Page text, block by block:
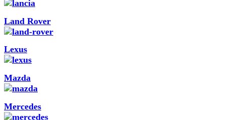
Land Rover
Lexus
Mazda
Mercedes